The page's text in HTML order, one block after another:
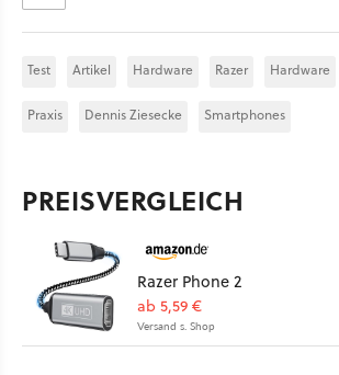
Test Artikel Hardware Razer Hardware
Praxis Dennis Ziesecke Smartphones
PREISVERGLEICH
Razer Phone 2
ab 5,59 €
Versand s. Shop